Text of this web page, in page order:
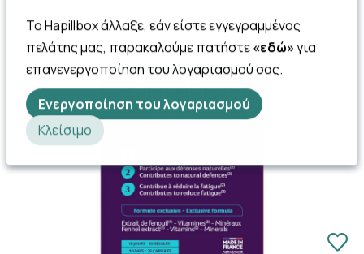
Το Hapillbox άλλαξε, εάν είστε εγγεγραμμένος
πελάτης μας, παρακαλούμε πατήστε«εδώ» για
επανενεργοποίηση του λογαριασμού σας.
Ενεργοποίηση του λογαριασμού
Κλείσιμο